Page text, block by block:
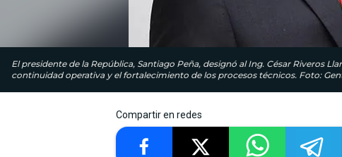
El presidente de la República, Santiago Peña, designó al Ing. César Riveros
continuidad operativa y el fortalecimiento de los procesos técnicos. Foto:
Compartir en redes